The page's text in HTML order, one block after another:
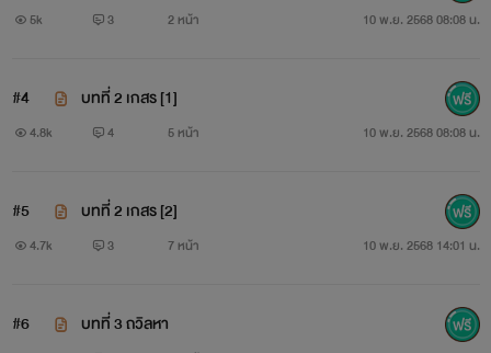
5k 3 2 หน้า 10 พ.ย. 2568 08:08 น.
#4 บทที่ 2 เกสร [1]
4.8k 4 5 หน้า 10 พ.ย. 2568 08:08 น.
#5 บทที่ 2 เกสร [2]
4.7k 3 7 หน้า 10 พ.ย. 2568 14:01 น.
#6 บทที่ 3 ถวิลหา